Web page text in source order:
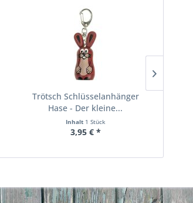
Trötsch Schlüsselanhänger
Hase - Der kleine...
Inhalt 1 Stück
3,95 € *